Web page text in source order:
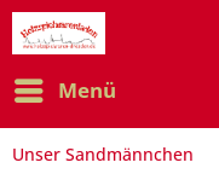
Menü
Unser Sandmännchen